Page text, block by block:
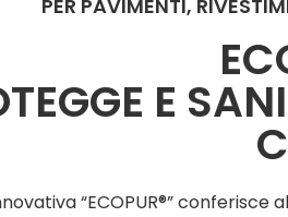
PER PAVIMENTI,
E
“ECOPUR®”